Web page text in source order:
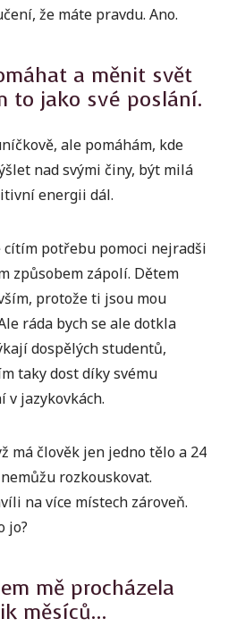
že máte pravdu. Ano.
a měnit svět
to jako své poslání.
ale pomáhám, kde
nad svými činy, být milá
energii dál.
potřebu pomoci nejradši
způsobem zápolí. Dětem
protože ti jsou mou
ráda bych se ale dotkla
dospělých studentů,
taky dost díky svému
v jazykovkách.
má člověk jen jedno tělo a 24
rozkouskovat.
na více místech zároveň.
jo?
mě procházela
měsíců…